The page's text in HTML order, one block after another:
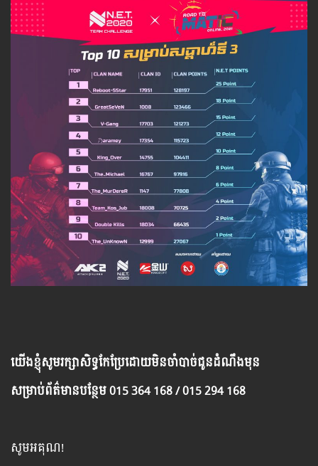
យើង​ខ្ញុំ​សូម​រក្សា​សិទ្ធ​កែ​ប្រែ​ដោយ​មិន​ចាំ​បាច់​ជូន​ដំណឹង​មុន
សម្រាប់​ព័ត៌មាន​បន្ថែម​ 015 364 168 / 015 294 168
សូមអគុណ!